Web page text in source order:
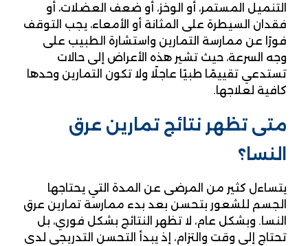
التنميل المستمر، أو الوخز، أو ضعف العضلات، أو
فقدان السيطرة على المثانة أو الأمعاء، يجب التوقف
فورًا عن ممارسة التمارين واستشارة الطبيب على
وجه السرعة، حيث تشير هذه الأعراض إلى حالات
تستدعي تقييمًا طبيًا عاجلًا ولا تكون التمارين وحدها
كافية لعلاجها.
متى تظهر نتائج تمارين عرق
النسا؟
يتساءل كثير من المرضى عن المدة التي يحتاجها
الجسم للشعور بتحسن بعد بدء ممارسة تمارين عرق
النسا. وبشكل عام، لا تظهر النتائج بشكل فوري، بل
تحتاج إلى وقت والتزام، إذ يبدأ التحسن التدريجي لدى